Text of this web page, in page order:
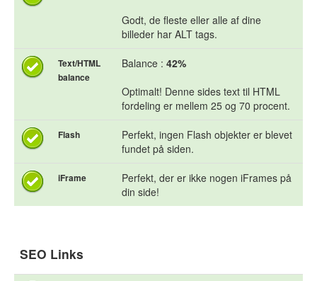
Godt, de fleste eller alle af dine
billeder har ALT tags.
Text/HTML
balance
Balance : 42%
Optimalt! Denne sides text til HTML
fordeling er mellem 25 og 70 procent.
Flash
Perfekt, ingen Flash objekter er blevet
fundet på siden.
iFrame
Perfekt, der er ikke nogen iFrames på
din side!
SEO Links